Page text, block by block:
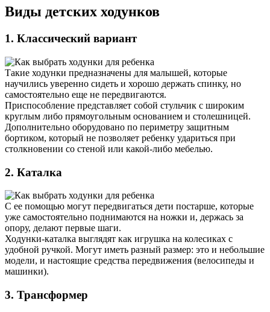
Виды детских ходунков
1. Классический вариант
Такие ходунки предназначены для малышей, которые
научились уверенно сидеть и хорошо держать спинку, но
самостоятельно еще не передвигаются.
Приспособление представляет собой стульчик с широким
круглым либо прямоугольным основанием и столешницей.
Дополнительно оборудовано по периметру защитным
бортиком, который не позволяет ребенку удариться при
столкновении со стеной или какой-либо мебелью.
2. Каталка
С ее помощью могут передвигаться дети постарше, которые
уже самостоятельно поднимаются на ножки и, держась за
опору, делают первые шаги.
Ходунки-каталка выглядят как игрушка на колесиках с
удобной ручкой. Могут иметь разный размер: это и небольшие
модели, и настоящие средства передвижения (велосипеды и
машинки).
3. Трансформер